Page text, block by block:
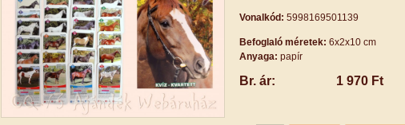
Vonalkód: 5998169501139
Befoglaló méretek: 6x2x10 cm
Anyaga: papír
Br. ár: 1 970 Ft